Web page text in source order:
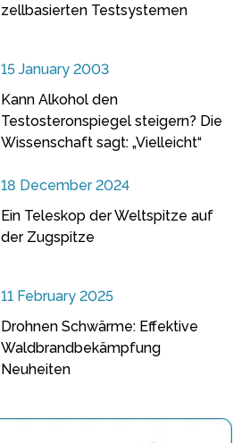
zellbasierten Testsystemen
15 January 2003
Kann Alkohol den
Testosteronspiegel steigern? Die
Wissenschaft sagt: „Vielleicht“
18 December 2024
Ein Teleskop der Weltspitze auf
der Zugspitze
11 February 2025
Drohnen Schwärme: Effektive
Waldbrandbekämpfung
Neuheiten